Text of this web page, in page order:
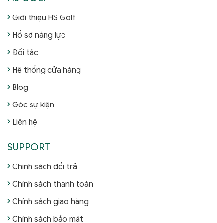
Giới thiệu HS Golf
Hồ sơ năng lực
Đối tác
Hệ thống cửa hàng
Blog
Góc sự kiện
Liên hệ
SUPPORT
Chính sách đổi trả
Chính sách thanh toán
Chính sách giao hàng
Chính sách bảo mật